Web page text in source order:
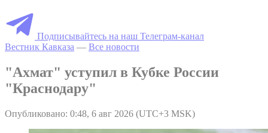
Подписывайтесь на наш Телеграм-канал
Вестник Кавказа — Все новости
"Ахмат" уступил в Кубке России
"Краснодару"
Опубликовано: 0:48, 6 авг 2026 (UTC+3 MSK)